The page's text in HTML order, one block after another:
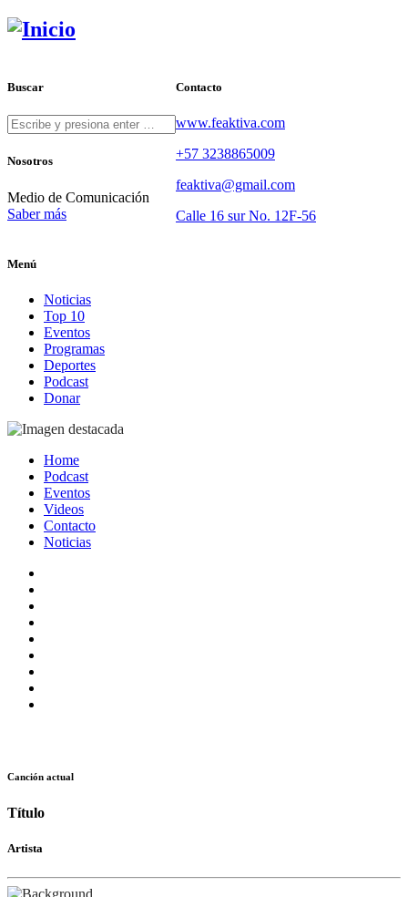
Buscar Contacto
www.feaktiva.com
+57 3238865009
feaktiva@gmail.com
Calle 16 sur No. 12F-56
Nosotros
Medio de Comunicación
Saber más
Menú
Noticias
Top 10
Eventos
Programas
Deportes
Podcast
Donar
Home
Podcast
Eventos
Videos
Contacto
Noticias
Canción actual
Título
Artista